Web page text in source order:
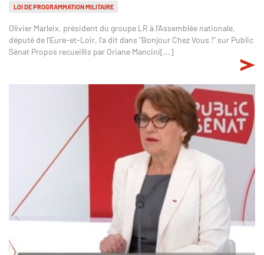
LOI DE PROGRAMMATION MILITAIRE
Olivier Marleix, président du groupe LR à l’Assemblée nationale,
député de l’Eure-et-Loir, l'a dit dans "Bonjour Chez Vous !" sur Public
Sénat Propos recueillis par Oriane Mancini[...]